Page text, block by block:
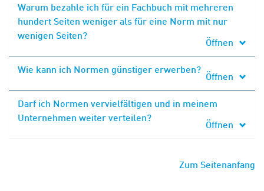
Warum bezahle ich für ein Fachbuch mit mehreren
hundert Seiten weniger als für eine Norm mit nur
wenigen Seiten?
Öffnen
Wie kann ich Normen günstiger erwerben?
Öffnen
Darf ich Normen vervielfältigen und in meinem
Unternehmen weiter verteilen?
Öffnen
Zum Seitenanfang